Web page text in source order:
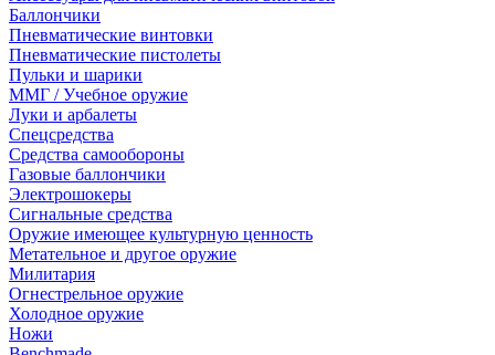
Баллончики
Пневматические винтовки
Пневматические пистолеты
Пульки и шарики
ММГ / Учебное оружие
Луки и арбалеты
Спецсредства
Средства самообороны
Газовые баллончики
Электрошокеры
Сигнальные средства
Оружие имеющее культурную ценность
Метательное и другое оружие
Милитария
Огнестрельное оружие
Холодное оружие
Ножи